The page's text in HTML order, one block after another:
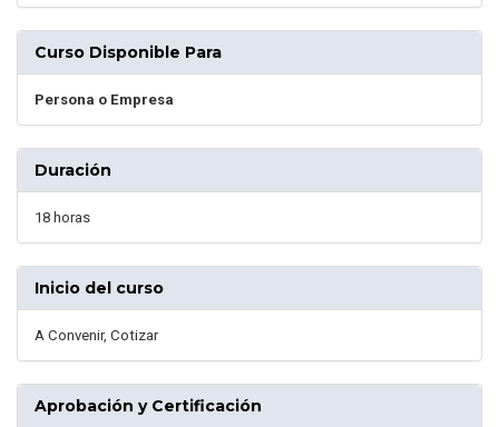
Curso Disponible Para
Persona o Empresa
Duración
18 horas
Inicio del curso
A Convenir, Cotizar
Aprobación y Certificación